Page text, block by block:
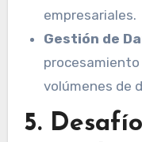
empresariales.
Gestión de
procesamiento
volúmenes de
5.